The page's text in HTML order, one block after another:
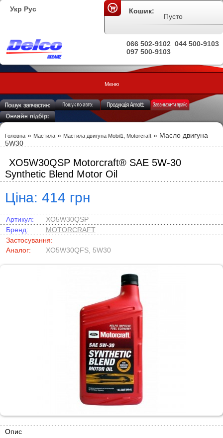
Укр Рус
044 500-9103
066 502-9102
097 500-9103
Кошик:
Пусто
Меню
Головна » Мастила » Мастила двигуна Mobil1, Motorcraft » Масло двигуна
5W30
XO5W30QSP Motorcraft® SAE 5W-30
Synthetic Blend Motor Oil
Ціна: 414 грн
Артикул:
XO5W30QSP
Бренд:
MOTORCRAFT
Застосування:
Аналог:
XO5W30QFS, 5W30
Опис